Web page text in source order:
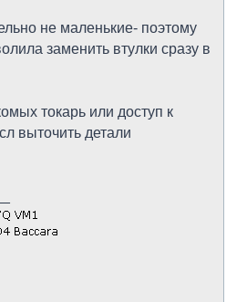
не маленькие- поэтому
заменить втулки сразу в
токарь или доступ к
выточить детали